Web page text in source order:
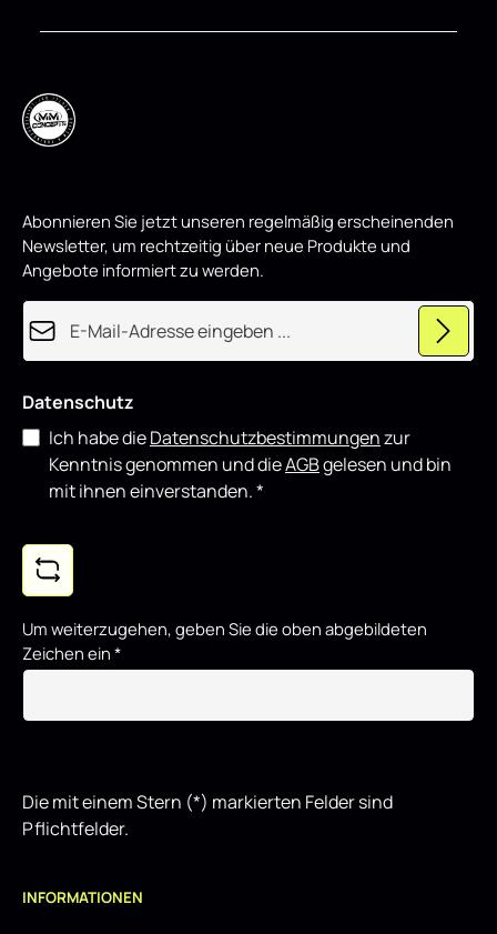
Abonnieren Sie jetzt unseren regelmäßig erscheinenden
Newsletter, um rechtzeitig über neue Produkte und
Angebote informiert zu werden.
E-Mail-Adresse*
Datenschutz
Ich habe dieDatenschutzbestimmungenzur
Kenntnis genommen und dieAGBgelesen und bin
mit ihnen einverstanden.*
Um weiterzugehen, geben Sie die oben abgebildeten
Zeichen ein *
Die mit einem Stern (*) markierten Felder sind
Pflichtfelder.
INFORMATIONEN